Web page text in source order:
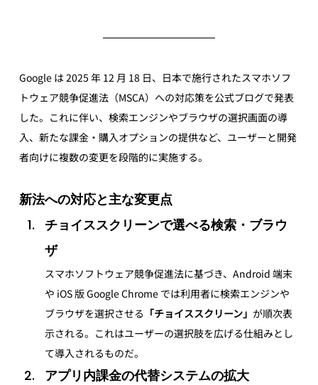
Google は 2025 年 12 月 18 日、日本で施行されたスマホソフ
トウェア競争促進法（MSCA）への対応策を公式ブログで発表
した。これに伴い、検索エンジンやブラウザの選択画面の導
入、新たな課金・購入オプションの提供など、ユーザーと開発
者向けに複数の変更を段階的に実施する。
新法への対応と主な変更点
チョイススクリーンで選べる検索・ブラウ
ザ
スマホソフトウェア競争促進法に基づき、Android 端末
や iOS 版 Google Chrome では利用者に検索エンジンや
ブラウザを選択させる 「チョイススクリーン」 が順次表
示される。これはユーザーの選択肢を広げる仕組みとし
て導入されるものだ。
アプリ内課金の代替システムの拡大